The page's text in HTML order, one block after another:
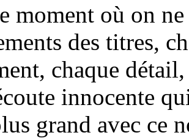
moment où on
des titres,
chaque
innocente
grand avec ce